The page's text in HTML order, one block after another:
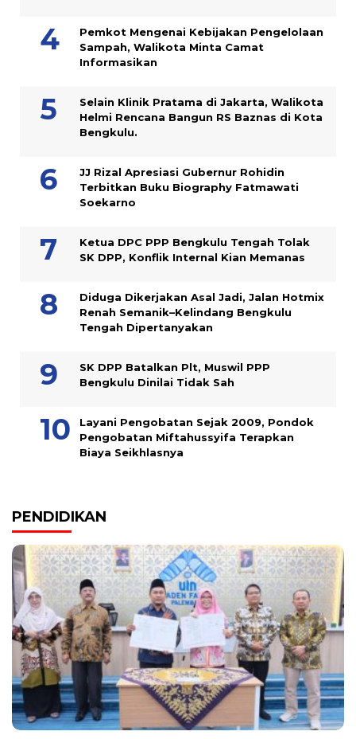
Pemkot Mengenai Kebijakan Pengelolaan
Sampah, Walikota Minta Camat
Informasikan
Selain Klinik Pratama di Jakarta, Walikota
Helmi Rencana Bangun RS Baznas di Kota
Bengkulu.
JJ Rizal Apresiasi Gubernur Rohidin
Terbitkan Buku Biography Fatmawati
Soekarno
Ketua DPC PPP Bengkulu Tengah Tolak
SK DPP, Konflik Internal Kian Memanas
Diduga Dikerjakan Asal Jadi, Jalan Hotmix
Renah Semanik–Kelindang Bengkulu
Tengah Dipertanyakan
SK DPP Batalkan Plt, Muswil PPP
Bengkulu Dinilai Tidak Sah
Layani Pengobatan Sejak 2009, Pondok
Pengobatan Miftahussyifa Terapkan
Biaya Seikhlasnya
PENDIDIKAN